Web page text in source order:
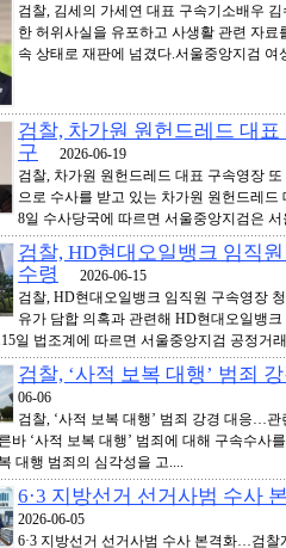
검찰, 김세의 가세연 대표 구속기소배우
한 허위사실을 유포하고 사생활 관련 자
속 상태로 재판에 넘겼다.서울중앙지검 여
검찰, 차가원 원헌드레드 대
구 2026-06-19
검찰, 차가원 원헌드레드 대표 구속영장
으로 수사를 받고 있는 차가원 원헌드레
8일 수사당국에 따르면 서울중앙지검은
검찰, HD현대오일뱅크 임직
수령
2026-06-15
검찰, HD현대오일뱅크 임직원 구속영장
유가 담합 의혹과 관련해 HD현대오일뱅
일 법조계에 따르면 서울중앙지검 공정거
검찰, ‘사적 보복 대행’ 범죄
06-06
검찰, ‘사적 보복 대행’ 범죄 강경 대응…
바 ‘사적 보복 대행’ 범죄에 대해 구속수사
대행 범죄의 심각성을 고....
6·3 지방선거 선거사범 수사
2026-06-05
6·3 지방선거 선거사범 수사 본격